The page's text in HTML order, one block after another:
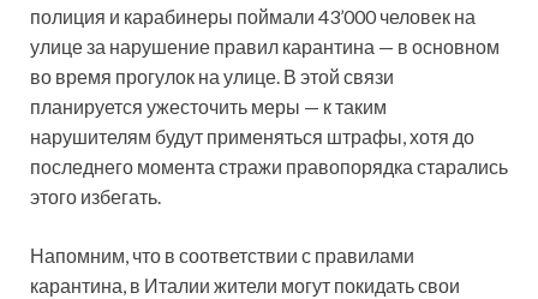
полиция и карабинеры поймали 43’000 человек на
улице за нарушение правил карантина — в основном
во время прогулок на улице. В этой связи
планируется ужесточить меры — к таким
нарушителям будут применяться штрафы, хотя до
последнего момента стражи правопорядка старались
этого избегать.
Напомним, что в соответствии с правилами
карантина, в Италии жители могут покидать свои